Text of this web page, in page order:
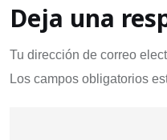
Deja una
Tu dirección de correo
Los campos obligatorios